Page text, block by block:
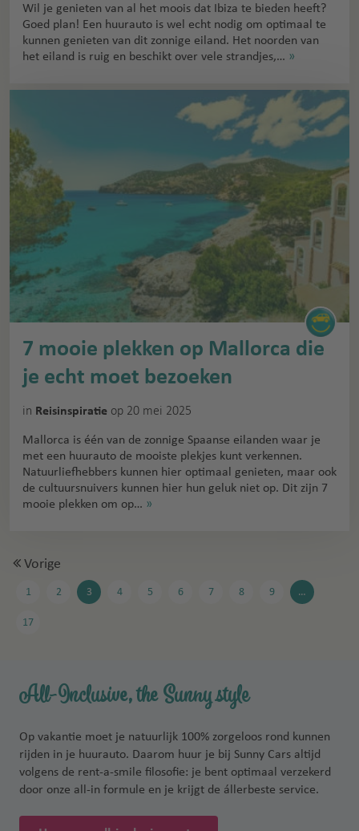
Wil je genieten van al het moois dat Ibiza te bieden heeft?
Goed plan! Een huurauto is wel echt nodig om optimaal te
kunnen genieten van dit zonnige eiland. Het noorden van
het eiland is ruig en beschikt over vele strandjes,… »
7 mooie plekken op Mallorca die
je echt moet bezoeken
in Reisinspiratie op 20 mei 2025
Mallorca is één van de zonnige Spaanse eilanden waar je
met een huurauto de mooiste plekjes kunt verkennen.
Natuurliefhebbers kunnen hier optimaal genieten, maar ook
de cultuursnuivers kunnen hier hun geluk niet op. Dit zijn 7
mooie plekken om op… »
Vorige
1 2 3 4 5 6 7 8 9 …
17
All-Inclusive, the Sunny style
Op vakantie moet je natuurlijk 100% zorgeloos rond kunnen
rijden in je huurauto. Daarom huur je bij Sunny Cars altijd
volgens de rent-a-smile filosofie: je bent optimaal verzekerd
door onze all-in formule en je krijgt de állerbeste service.